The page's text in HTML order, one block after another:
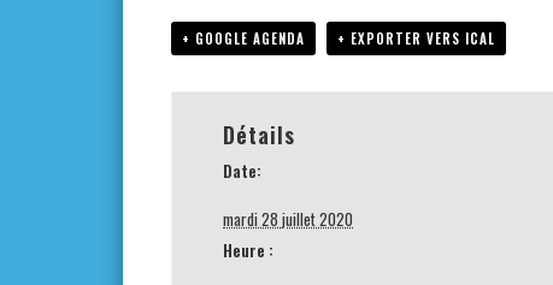
+ GOOGLE AGENDA + EXPORTER VERS ICAL
Détails
Date:
mardi 28 juillet 2020
Heure :